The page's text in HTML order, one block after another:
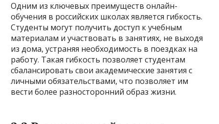
Одним из ключевых преимуществ онлайн-
обучения в российских школах является гибкость.
Студенты могут получить доступ к учебным
материалам и участвовать в занятиях, не выходя
из дома, устраняя необходимость в поездках на
работу. Такая гибкость позволяет студентам
сбалансировать свои академические занятия с
личными обязательствами, что позволяет им
вести более разносторонний образ жизни.